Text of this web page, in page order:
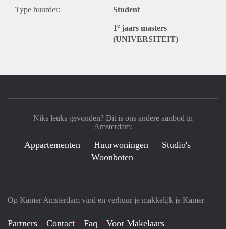
Type huurder: Student
1e jaars masters
(UNIVERSITEIT)
Op Kamer Amsterdam vind en verhuur je makkelijk je Kamer
Partners Contact Faq
Voor Makelaars
Niks leuks gevonden? Dit is ons andere aanbod in
Amsterdam:
Appartementen Huurwoningen
Studio's
Woonboten